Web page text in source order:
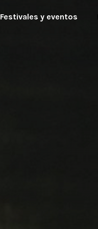
Festivales y eventos